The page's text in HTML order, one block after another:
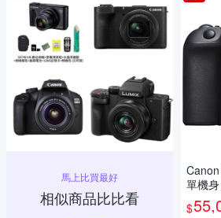
馬上比買最好
相似商品比比看
單機
$